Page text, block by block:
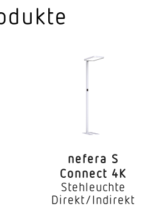
Regelung
nefera S
Connect 4K
Stehleuchte
Direkt/Indirekt